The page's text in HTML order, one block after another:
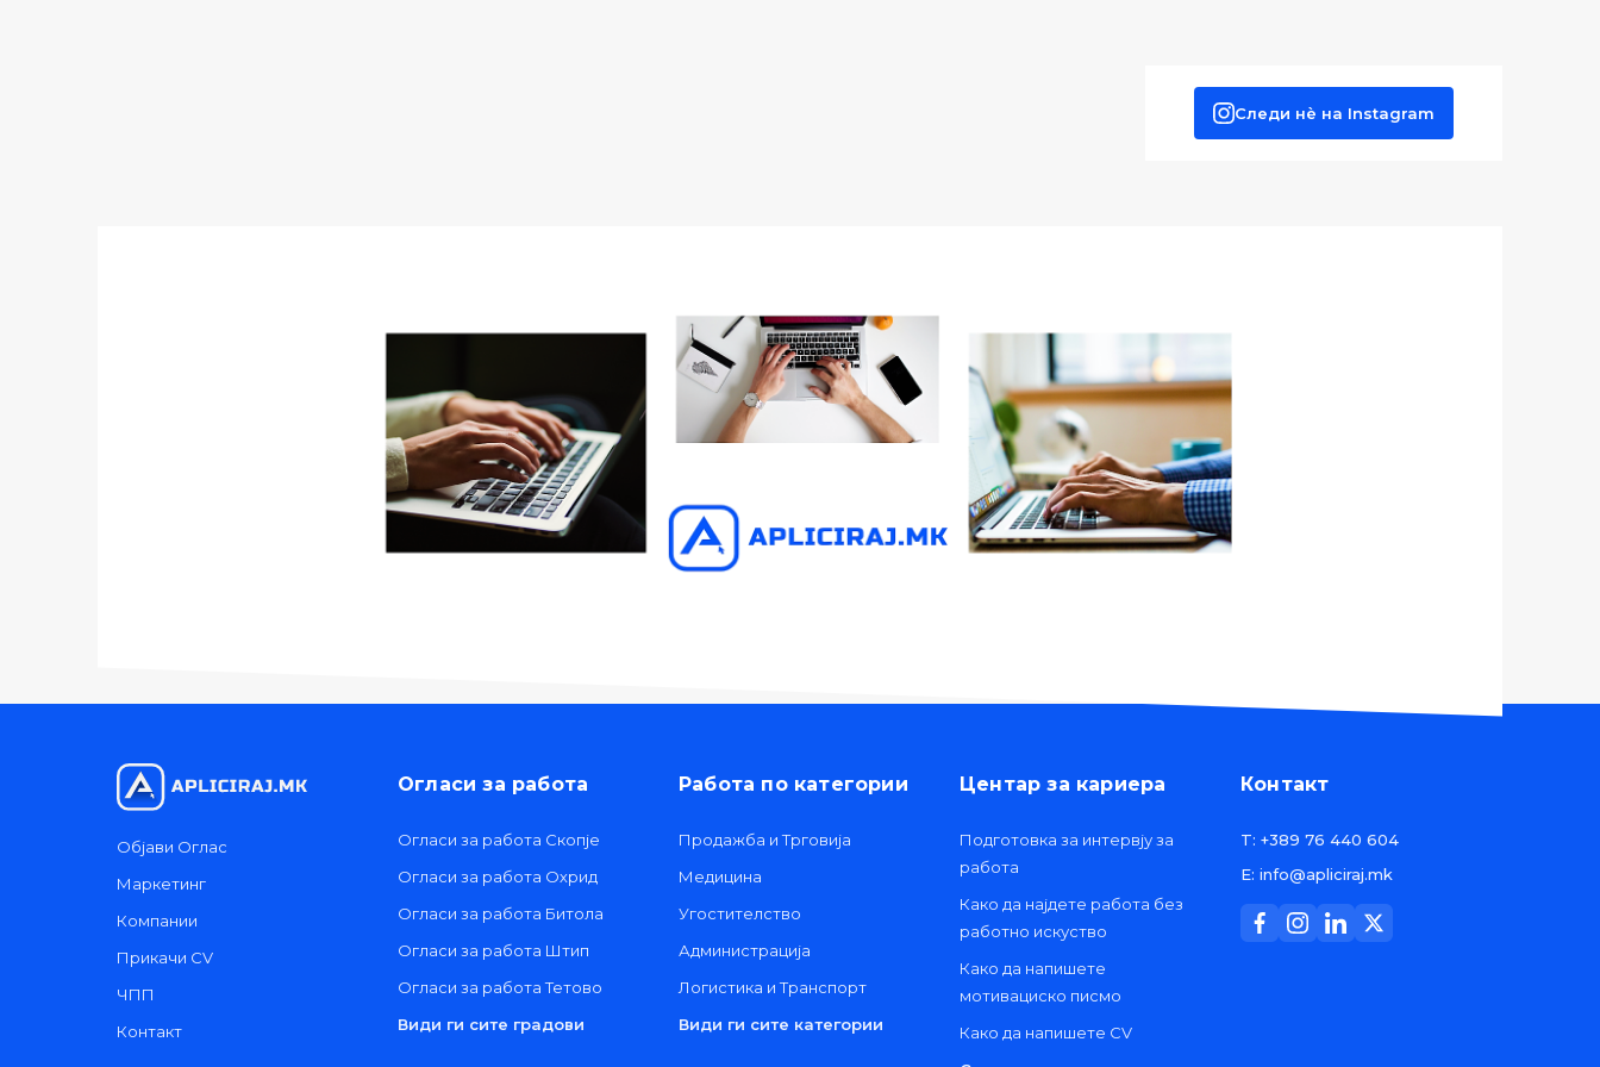
Следи нè на Instagram
Објави Оглас
Маркетинг
Компании
Прикачи CV
ЧПП
Контакт
Огласи за работа
Огласи за работа Скопје
Огласи за работа Охрид
Огласи за работа Битола
Огласи за работа Штип
Огласи за работа Тетово
Види ги сите градови
Работа по категории
Продажба и Трговија
Медицина
Угостителство
Администрација
Логистика и Транспорт
Види ги сите категории
Центар за кариера
Подготовка за интервју за
работа
Како да најдете работа без
работно искуство
Како да напишете
мотивациско писмо
Како да напишете CV
Контакт
T: +389 76 440 604
E: info@apliciraj.mk